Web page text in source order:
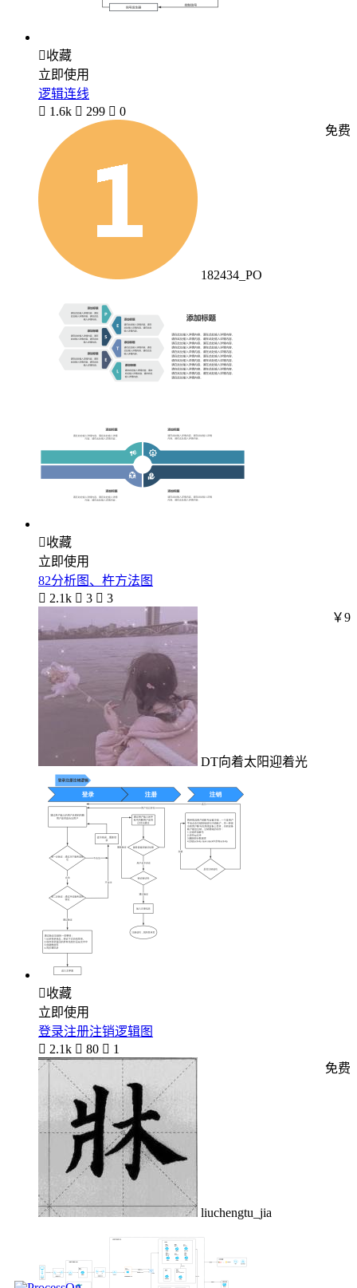
收藏
立即使用
逻辑连线
 1.6k  299  0
182434_PO
免费
收藏
立即使用
82分析图、杵方法图
 2.1k  3  3
DT向着太阳迎着光
￥9
收藏
立即使用
登录注册注销逻辑图
 2.1k  80  1
liuchengtu_jia
免费